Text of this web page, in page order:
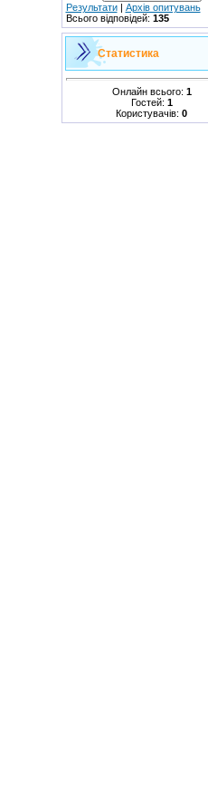
Результати| Архів опитувань
Всього відповідей: 135
Статистика
Онлайн всього: 1
Гостей: 1
Користувачів: 0